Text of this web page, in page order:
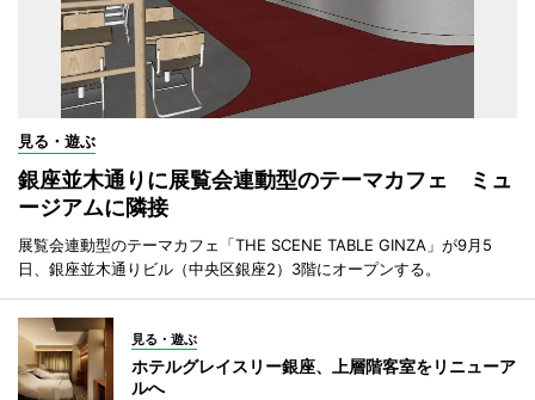
見る・遊ぶ
銀座並木通りに展覧会連動型のテーマカフェ ミュ
ージアムに隣接
展覧会連動型のテーマカフェ「THE SCENE TABLE GINZA」が9月5
日、銀座並木通りビル（中央区銀座2）3階にオープンする。
見る・遊ぶ
ホテルグレイスリー銀座、上層階客室をリニューア
ルへ